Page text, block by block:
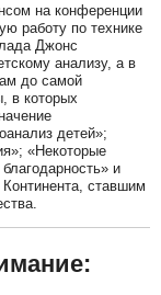
на конференции
работу по технике
Джонс
анализу, а в
до самой
в которых
детей»;
«Некоторые
и
ставшим